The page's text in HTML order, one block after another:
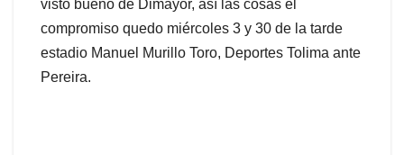
visto bueno de Dimayor, así las cosas el
compromiso quedo miércoles 3 y 30 de la tarde
estadio Manuel Murillo Toro, Deportes Tolima ante
Pereira.